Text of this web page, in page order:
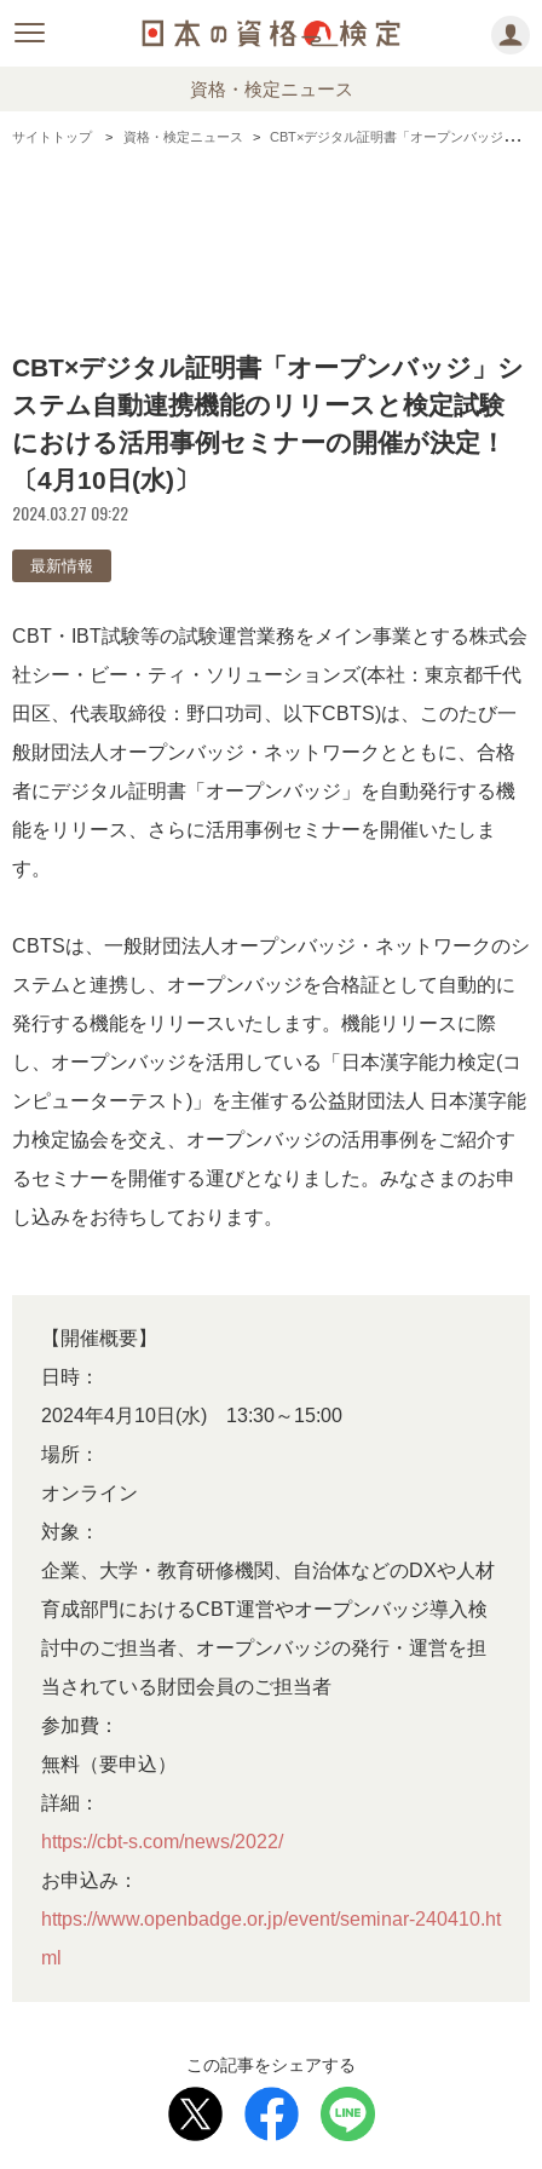
資格・検定ニュース
サイトトップ 資格・検定ニュース CBT×デジタル証明書「オープンバッジ」システム自動連携機能のリリースと検定試験における活用事例セミナーの開催が決定！〔4月10日(水)〕
CBT×デジタル証明書「オープンバッジ」シ
ステム自動連携機能のリリースと検定試験
における活用事例セミナーの開催が決定！
〔4月10日(水)〕
2024.03.27 09:22
最新情報
CBT・IBT試験等の試験運営業務をメイン事業とする株式会
社シー・ビー・ティ・ソリューションズ(本社：東京都千代
田区、代表取締役：野口功司、以下CBTS)は、このたび一
般財団法人オープンバッジ・ネットワークとともに、合格
者にデジタル証明書「オープンバッジ」を自動発行する機
能をリリース、さらに活用事例セミナーを開催いたしま
す。
CBTSは、一般財団法人オープンバッジ・ネットワークのシ
ステムと連携し、オープンバッジを合格証として自動的に
発行する機能をリリースいたします。機能リリースに際
し、オープンバッジを活用している「日本漢字能力検定(コ
ンピューターテスト)」を主催する公益財団法人 日本漢字能
力検定協会を交え、オープンバッジの活用事例をご紹介す
るセミナーを開催する運びとなりました。みなさまのお申
し込みをお待ちしております。
【開催概要】
日時：
2024年4月10日(水) 13:30～15:00
場所：
オンライン
対象：
企業、大学・教育研修機関、自治体などのDXや人材
育成部門におけるCBT運営やオープンバッジ導入検
討中のご担当者、オープンバッジの発行・運営を担
当されている財団会員のご担当者
参加費：
無料（要申込）
詳細：
https://cbt-s.com/news/2022/
お申込み：
https://www.openbadge.or.jp/event/seminar-240410.ht
ml
この記事をシェアする